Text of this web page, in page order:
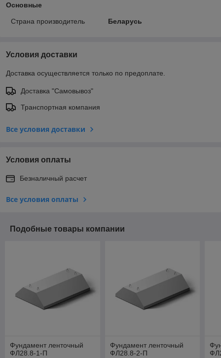
Основные
Страна производитель Беларусь
Условия доставки
Доставка осуществляется только по предоплате.
Доставка "Самовывоз"
Транспортная компания
Все условия доставки
Условия оплаты
Безналичный расчет
Все условия оплаты
Подобные товары компании
Фундамент ленточный
ФЛ28.8-1-П
Фундамент ленточный
ФЛ28.8-2-П